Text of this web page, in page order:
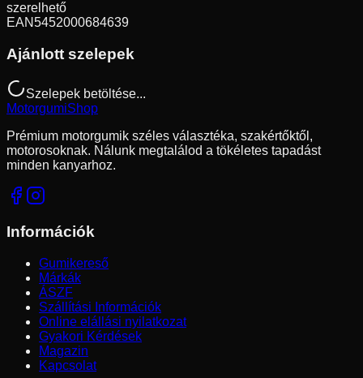
szerelhető
EAN5452000684639
Ajánlott szelepek
Szelepek betöltése...
MotorgumiShop
Prémium motorgumik széles választéka, szakértőktől,
motorosoknak. Nálunk megtalálod a tökéletes tapadást
minden kanyarhoz.
Információk
Gumikereső
Márkák
ÁSZF
Szállítási Információk
Online elállási nyilatkozat
Gyakori Kérdések
Magazin
Kapcsolat